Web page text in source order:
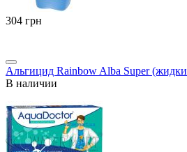
‍304‍ грн
Альгицид Rainbow Alba Super
В наличии